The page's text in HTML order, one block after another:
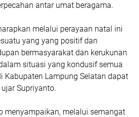
antar umat beragama.
melalui perayaan natal ini
yang yang positif dan
bermasyarakat dan kerukunan
situasi yang kondusif semua
Kabupaten Lampung Selatan dapat
Supriyanto.
menyampaikan, melalui semangat